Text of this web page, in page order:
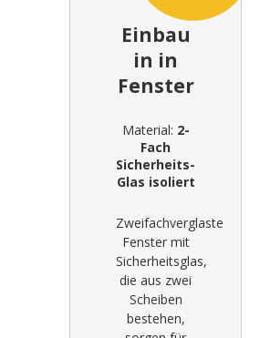
Einbau
in in
Fenster
Material: 2-
Fach
Sicherheits-
Glas isoliert
Zweifachverglaste
Fenster mit
Sicherheitsglas,
die aus zwei
Scheiben
bestehen,